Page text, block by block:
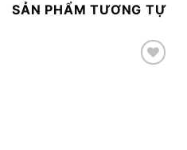
SẢN PHẨM TƯƠNG TỰ